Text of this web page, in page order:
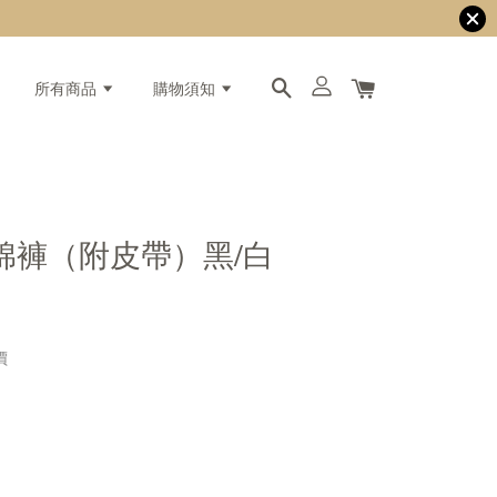
所有商品 購物須知
褲（附皮帶）黑/白